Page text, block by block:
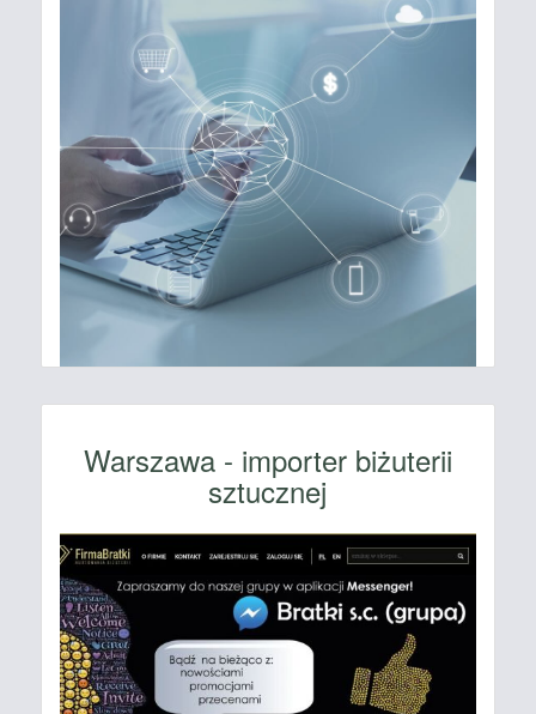
Warszawa - importer biżuterii
sztucznej